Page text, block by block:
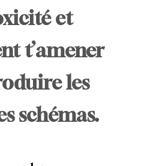
et
t’amener
les
schémas.